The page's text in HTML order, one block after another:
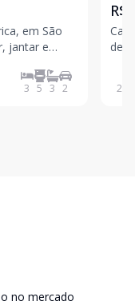
em São
jantar e
para
quiosque
3 5 3 2
R$
de
235
no mercado